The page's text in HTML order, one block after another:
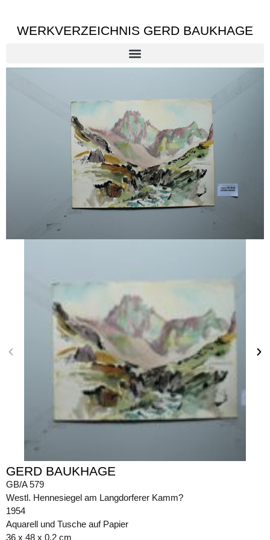
WERKVERZEICHNIS GERD BAUKHAGE
GERD BAUKHAGE
GB/A 579
Westl. Hennesiegel am Langdorferer Kamm?
1954
Aquarell und Tusche auf Papier
36 x 48 x 0,2 cm